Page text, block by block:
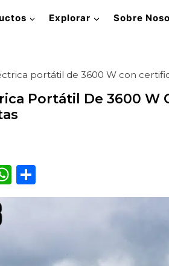
Explorar Sobre
portátil de 3600 W con
Portátil De 3600 W
W
h
A
o
ar